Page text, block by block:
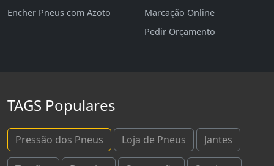
Encher Pneus com Azoto
Marcação Online
Pedir Orçamento
TAGS Populares
Pressão dos Pneus Loja de Pneus Jantes